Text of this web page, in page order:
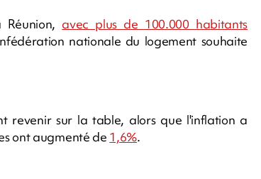
avec plus de 100.000 habitants
nationale du logement souhaite
revenir sur la table, alors que l'inflation a
ont augmenté de 1,6%.